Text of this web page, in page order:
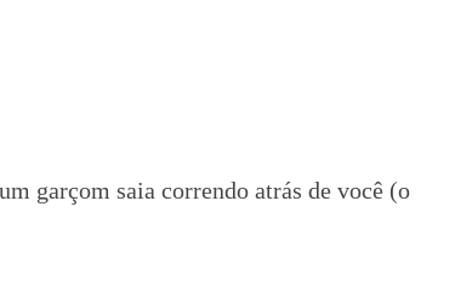
garçom saia correndo atrás de você (o